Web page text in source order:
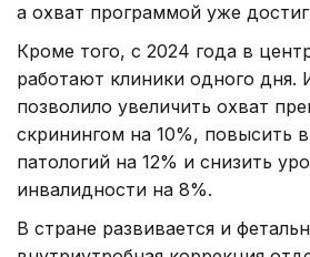
а охват программой уже
Кроме того, с 2024 года в
работают клиники одного дня.
позволило увеличить охват
скринингом на 10%, повысить
патологий на 12% и снизить
инвалидности на 8%.
В стране развивается и